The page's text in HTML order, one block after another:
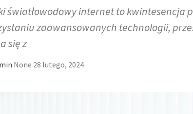
światłowodowy internet to kwintesencja
zaawansowanych technologii,
się z
None 28 lutego, 2024